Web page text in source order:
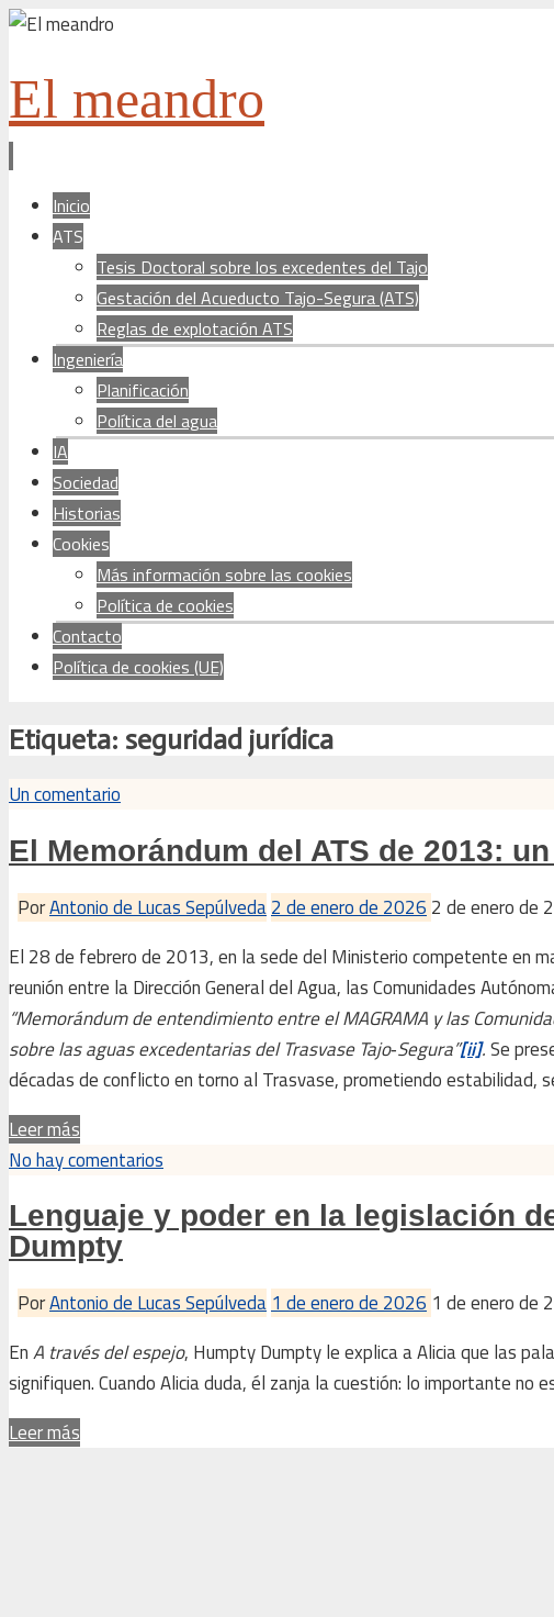
El meandro
contenido
Inicio
ATS
Tesis Doctoral sobre los excedentes del Tajo
Gestación del Acueducto Tajo-Segura (ATS)
Reglas de explotación ATS
Ingeniería
Planificación
Política del agua
IA
Sociedad
Historias
Cookies
Más información sobre las cookies
Política de cookies
Contacto
Política de cookies (UE)
Etiqueta: seguridad jurídica
Un comentario
El Memorándum del ATS de 2013:
PorAntonio de Lucas Sepúlveda2 de enero de 2026 2 de enero de
El 28 de febrero de 2013, en la sede del Ministerio competente en
reunión entre la Dirección General del Agua, las Comunidades
“Memorándum de entendimiento entre el MAGRAMA y las
sobre las aguas excedentarias del Trasvase Tajo‑Segura”[ii].Se
décadas de conflicto en torno al Trasvase, prometiendo estabilidad,
Leer más
No hay comentarios
Lenguaje y poder en la legislación
Dumpty
PorAntonio de Lucas Sepúlveda1 de enero de 2026 1 de enero de
EnA través del espejo, Humpty Dumpty le explica a Alicia que las
signifiquen. Cuando Alicia duda, él zanja la cuestión: lo importante no
Leer más